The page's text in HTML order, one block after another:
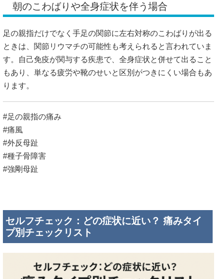
朝のこわばりや全身症状を伴う場合
足の親指だけでなく手足の関節に左右対称のこわばりが出る
ときは、関節リウマチの可能性も考えられると言われていま
す。自己免疫が関与する疾患で、全身症状と併せて出ること
もあり、単なる疲労や靴のせいと区別がつきにくい場合もあ
ります。
#足の親指の痛み
#痛風
#外反母趾
#種子骨障害
#強剛母趾
セルフチェック：どの症状に近い？ 痛みタイ
プ別チェックリスト